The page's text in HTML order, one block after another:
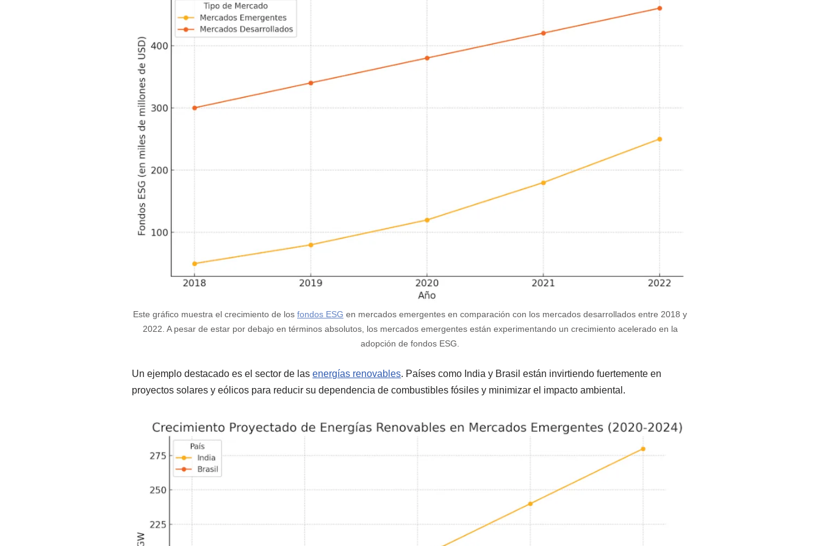
Este gráfico muestra el crecimiento de los fondos ESG en mercados emergentes en comparación con los mercados desarrollados entre 2018 y
2022. A pesar de estar por debajo en términos absolutos, los mercados emergentes están experimentando un crecimiento acelerado en la
adopción de fondos ESG.
Un ejemplo destacado es el sector de lasenergías renovables. Países como India y Brasil están invirtiendo fuertemente en
proyectos solares y eólicos para reducir su dependencia de combustibles fósiles y minimizar el impacto ambiental.